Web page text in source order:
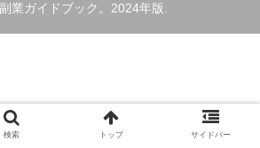
業ガイドブック。2024年版.
検索 トップ サイドバー